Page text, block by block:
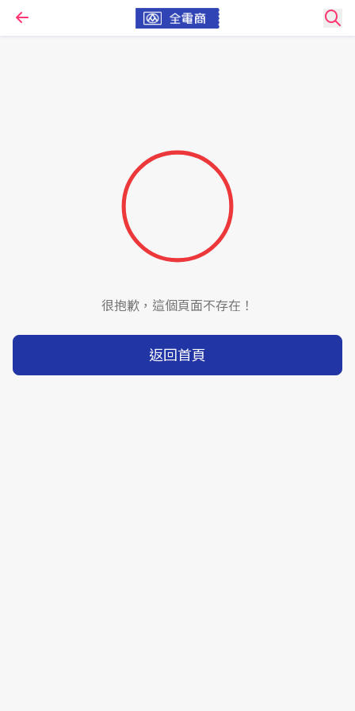
很抱歉，這個頁面不存在！
返回首頁